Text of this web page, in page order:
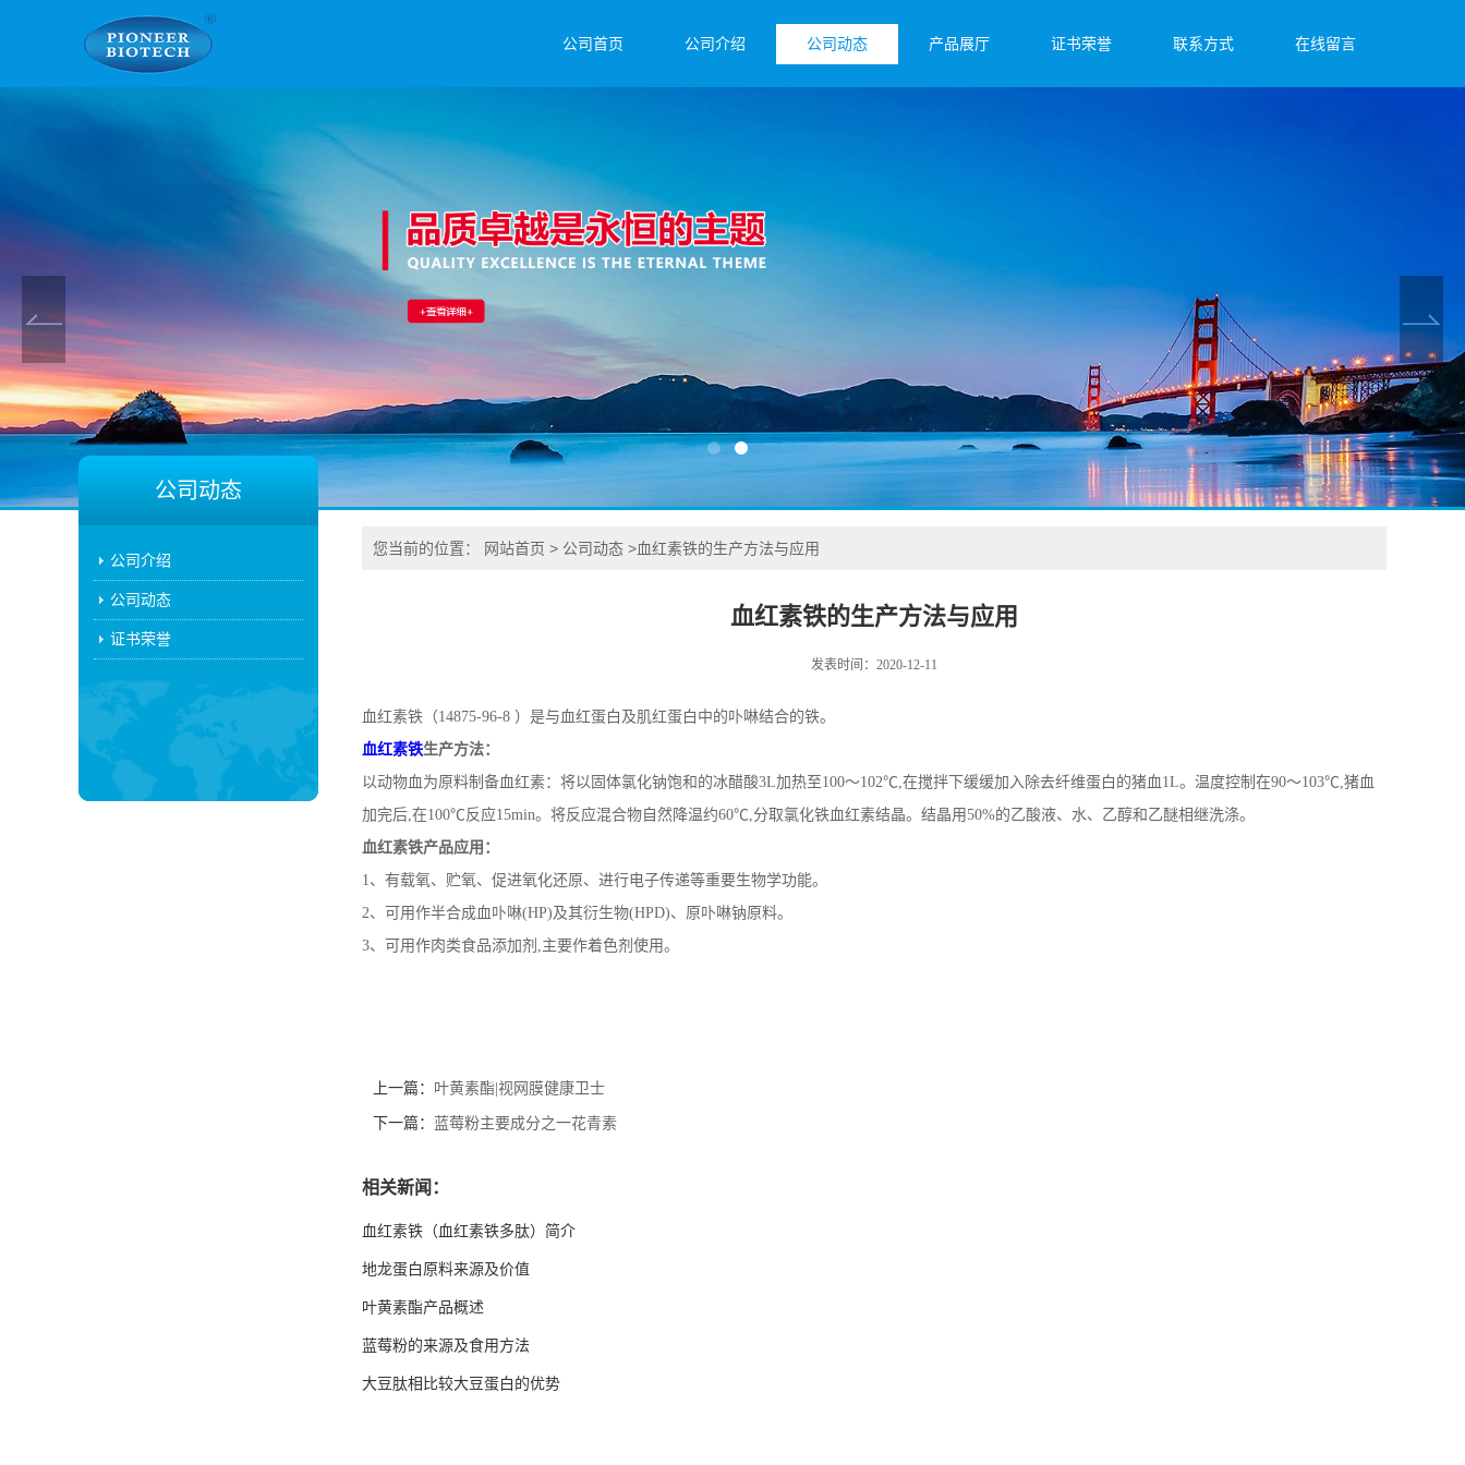
公司首页 公司介绍 公司动态 产品展厅 证书荣誉 联系方式 在线留言
公司动态
公司介绍
公司动态
证书荣誉
您当前的位置： 网站首页 > 公司动态 >血红素铁的生产方法与应用
血红素铁的生产方法与应用
发表时间：2020-12-11
血红素铁（14875-96-8 ）是与血红蛋白及肌红蛋白中的卟啉结合的铁。
血红素铁生产方法：
以动物血为原料制备血红素：将以固体氯化钠饱和的冰醋酸3L加热至100～102℃,在搅拌下缓缓加入除去纤维蛋白的猪血1L。温度控制在90～103℃,猪血
加完后,在100℃反应15min。将反应混合物自然降温约60℃,分取氯化铁血红素结晶。结晶用50%的乙酸液、水、乙醇和乙醚相继洗涤。
血红素铁产品应用：
1、有载氧、贮氧、促进氧化还原、进行电子传递等重要生物学功能。
2、可用作半合成血卟啉(HP)及其衍生物(HPD)、原卟啉钠原料。
3、可用作肉类食品添加剂,主要作着色剂使用。
上一篇： 叶黄素酯|视网膜健康卫士
下一篇： 蓝莓粉主要成分之一花青素
相关新闻：
血红素铁（血红素铁多肽）简介
地龙蛋白原料来源及价值
叶黄素酯产品概述
蓝莓粉的来源及食用方法
大豆肽相比较大豆蛋白的优势